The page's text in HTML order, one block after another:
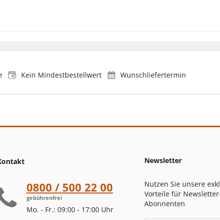
Kein Mindestbestellwert Wunschliefertermin
0800 / 500 22 00
gebührenfrei
Mo. - Fr.: 09:00 - 17:00 Uhr
Newsletter
Nutzen Sie unsere
Vorteile für
Abonnenten